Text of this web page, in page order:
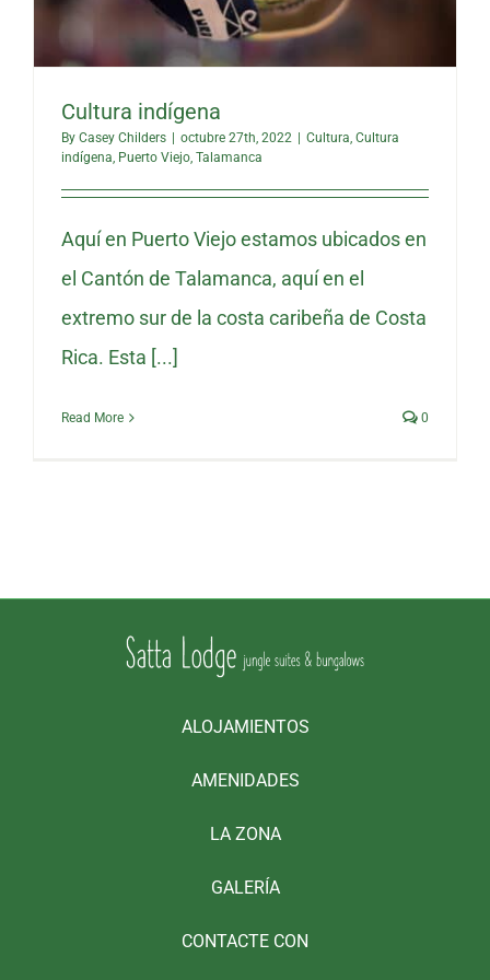
Cultura indígena
By Casey Childers | octubre 27th, 2022 | Cultura Cultura
indígena Puerto Viejo Talamanca
Aquí en Puerto Viejo estamos ubicados en
el Cantón de Talamanca, aquí en el
extremo sur de la costa caribeña de Costa
Rica. Esta [...]
Read More 0
ALOJAMIENTOS
AMENIDADES
LA ZONA
GALERÍA
CONTACTE CON